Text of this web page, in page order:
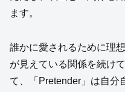
ます。
誰かに愛されるために理
が見えている関係を続け
て、「Pretender」は自分